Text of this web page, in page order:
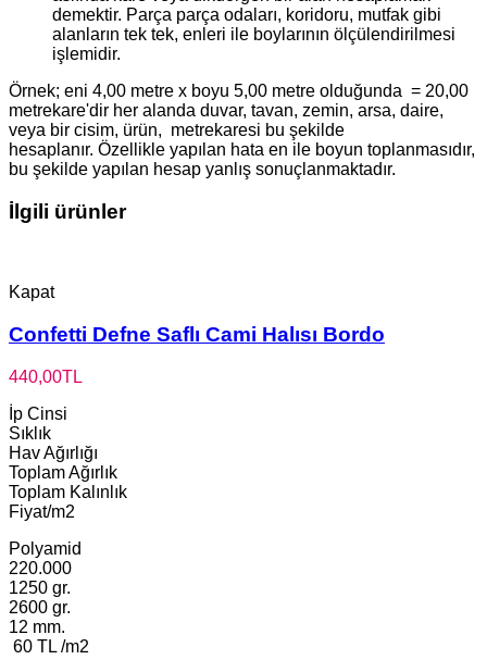
demektir. Parça parça odaları, koridoru, mutfak gibi
alanların tek tek, enleri ile boylarının ölçülendirilmesi
işlemidir.
Örnek; eni 4,00 metre x boyu 5,00 metre olduğunda = 20,00
metrekare'dir her alanda duvar, tavan, zemin, arsa, daire,
veya bir cisim, ürün, metrekaresi bu şekilde
hesaplanır. Özellikle yapılan hata en ile boyun toplanmasıdır,
bu şekilde yapılan hesap yanlış sonuçlanmaktadır.
İlgili ürünler
Kapat
Confetti Defne Saflı Cami Halısı Bordo
440,00TL
İp Cinsi
Sıklık
Hav Ağırlığı
Toplam Ağırlık
Toplam Kalınlık
Fiyat/m2
Polyamid
220.000
1250 gr.
2600 gr.
12 mm.
60 TL /m2